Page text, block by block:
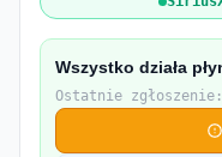
Wszystko działa
Ostatnie